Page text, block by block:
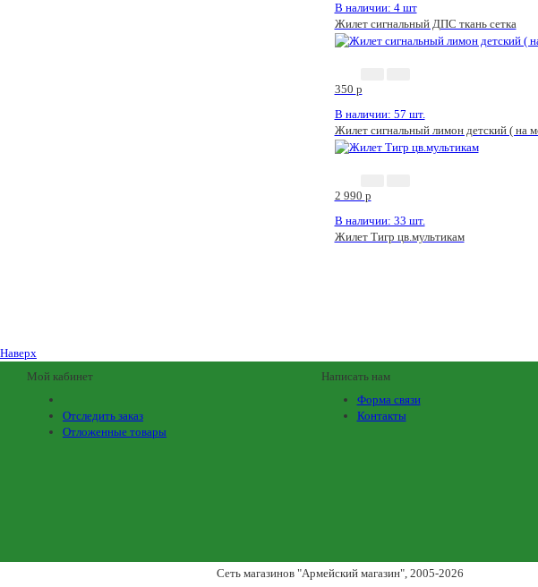
В наличии: 4 шт
Жилет сигнальный ДПС ткань сетка
350 p
В наличии: 57 шт.
Жилет сигнальный лимон детский ( на
2 990 p
В наличии: 33 шт.
Жилет Тигр цв.мультикам
Наверх
Мой кабинет
Отследить заказ
Отложенные товары
Написать нам
Форма связи
Контакты
Сеть магазинов "Армейский магазин", 2005-2026